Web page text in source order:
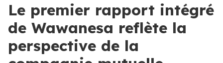
Le premier rapport intégré
de Wawanesa reflète la
perspective de la